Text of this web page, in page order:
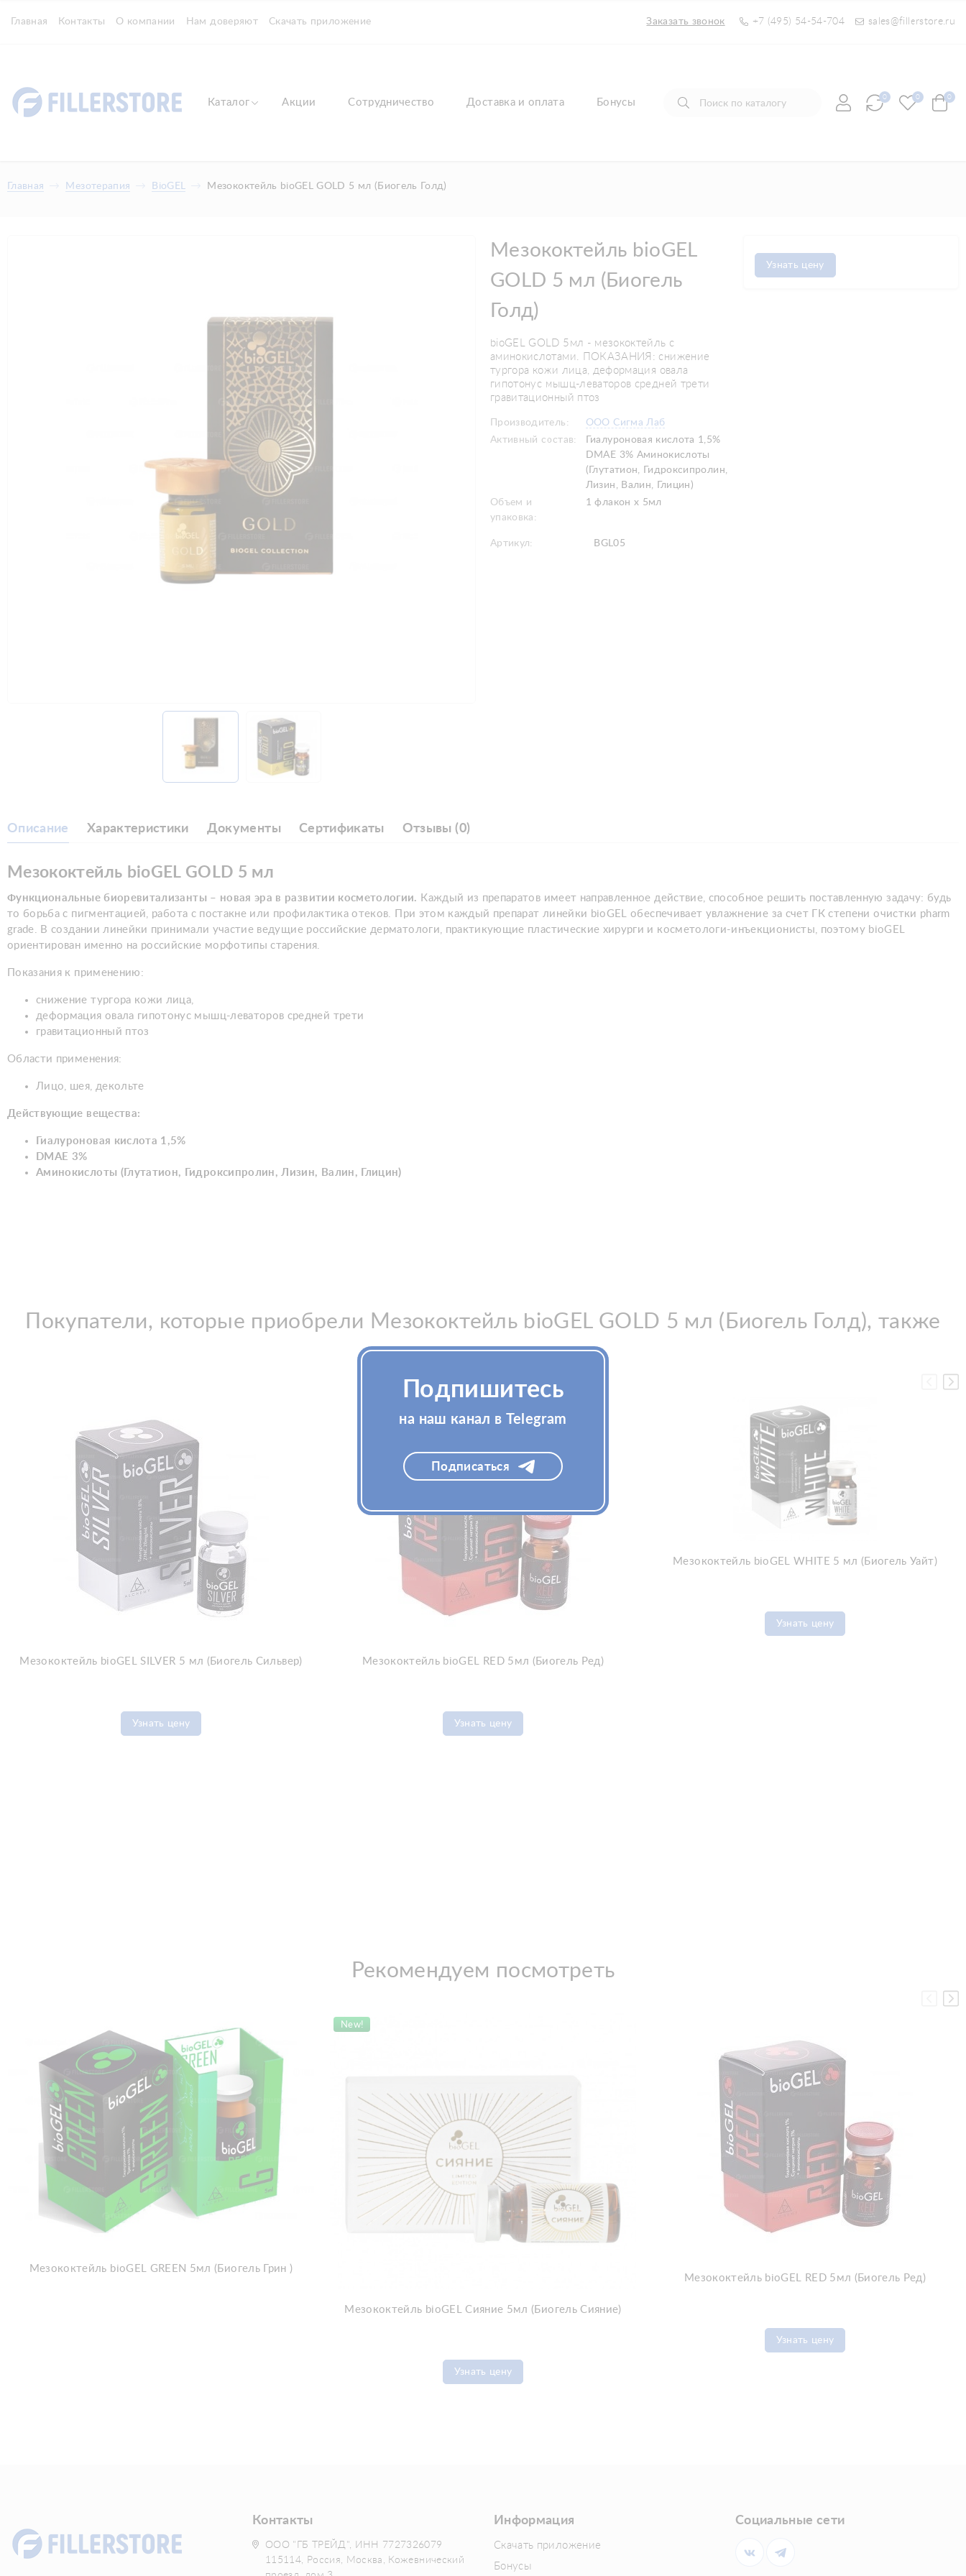
Главная Контакты О компании Нам доверяют Скачать приложение Заказать звонок +7 (495) 54-54-704 sales@fillerstore.ru
Каталог Акции Сотрудничество Доставка и оплата Бонусы 0 0 0
Главная Мезотерапия BioGEL Мезококтейль bioGEL GOLD 5 мл (Биогель Голд)
Мезококтейль bioGEL
GOLD 5 мл (Биогель
Голд)
bioGEL GOLD 5мл - мезококтейль с
аминокислотами. ПОКАЗАНИЯ: снижение
тургора кожи лица, деформация овала
гипотонус мышц-леваторов средней трети
гравитационный птоз
Производитель:
ООО Сигма Лаб
Активный состав:
Гиалуроновая кислота 1,5%
DMAE 3% Аминокислоты
(Глутатион, Гидроксипролин,
Лизин, Валин, Глицин)
Объем и
упаковка:
1 флакон х 5мл
Артикул: BGL05
Узнать цену
Описание Характеристики Документы Сертификаты Отзывы (0)
Мезококтейль bioGEL GOLD 5 мл
Функциональные биоревитализанты – новая эра в развитии косметологии. Каждый из препаратов имеет направленное действие, способное решить поставленную задачу: будь
то борьба с пигментацией, работа с постакне или профилактика отеков. При этом каждый препарат линейки bioGEL обеспечивает увлажнение за счет ГК степени очистки pharm
grade. В создании линейки принимали участие ведущие российские дерматологи, практикующие пластические хирурги и косметологи-инъекционисты, поэтому bioGEL
ориентирован именно на российские морфотипы старения.
Показания к применению:
снижение тургора кожи лица,
деформация овала гипотонус мышц-леваторов средней трети
гравитационный птоз
Области применения:
Лицо, шея, декольте
Действующие вещества:
Гиалуроновая кислота 1,5%
DMAE 3%
Аминокислоты (Глутатион, Гидроксипролин, Лизин, Валин, Глицин)
Покупатели, которые приобрели Мезококтейль bioGEL GOLD 5 мл (Биогель Голд), также
купили
Мезококтейль bioGEL SILVER 5 мл (Биогель Сильвер)
Узнать цену
Мезококтейль bioGEL RED 5мл (Биогель Ред)
Узнать цену
Мезококтейль bioGEL WHITE 5 мл (Биогель Уайт)
Узнать цену
Рекомендуем посмотреть
Мезококтейль bioGEL GREEN 5мл (Биогель Грин )
New!
Мезококтейль bioGEL Сияние 5мл (Биогель Сияние)
Узнать цену
Мезококтейль bioGEL RED 5мл (Биогель Ред)
Узнать цену
Контакты
ООО "ГБ ТРЕЙД", ИНН 7727326079
115114, Россия, Москва, Кожевнический
Информация
Скачать приложение
Бонусы
Социальные сети
Подпишитесь
на наш канал в Telegram
Подписаться